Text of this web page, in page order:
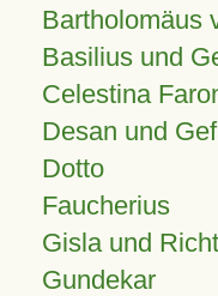
Bartholomäus
Basilius und
Celestina
Desan und
Dotto
Faucherius
Gisla und
Gundekar